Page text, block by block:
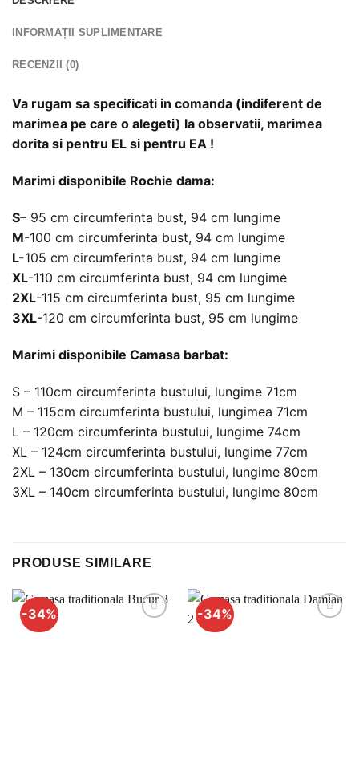
INFORMAȚII SUPLIMENTARE
RECENZII (0)
Va rugam sa specificati in comanda (indiferent de
marimea pe care o alegeti) la observatii, marimea
dorita si pentru EL si pentru EA !
Marimi disponibile Rochie dama:
S– 95 cm circumferinta bust, 94 cm lungime
M-100 cm circumferinta bust, 94 cm lungime
L-105 cm circumferinta bust, 94 cm lungime
XL-110 cm circumferinta bust, 94 cm lungime
2XL-115 cm circumferinta bust, 95 cm lungime
3XL-120 cm circumferinta bust, 95 cm lungime
Marimi disponibile Camasa barbat:
S – 110cm circumferinta bustului, lungime 71cm
M – 115cm circumferinta bustului, lungimea 71cm
L – 120cm circumferinta bustului, lungime 74cm
XL – 124cm circumferinta bustului, lungime 77cm
2XL – 130cm circumferinta bustului, lungime 80cm
3XL – 140cm circumferinta bustului, lungime 80cm
PRODUSE SIMILARE
-34% -34%